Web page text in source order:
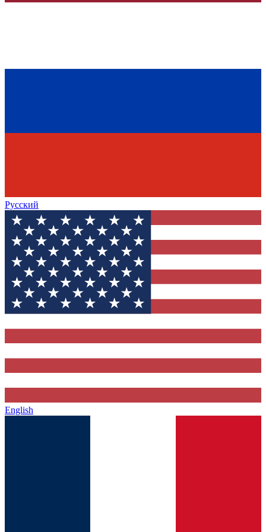
Русский
English